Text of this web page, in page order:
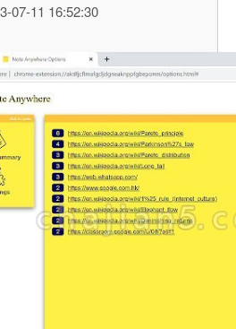
07-11 16:52:30